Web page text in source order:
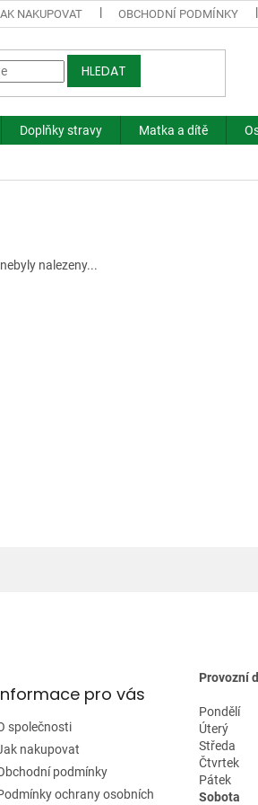
NAKUPOVAT OBCHODNÍ PODMÍNKY
HLEDAT
Doplňky stravy Matka a dítě
nebyly nalezeny...
pro vás
společnosti
nakupovat
podmínky
ochrany osobních
Provozní
Pondělí
Úterý
Středa
Čtvrtek
Pátek
Sobota